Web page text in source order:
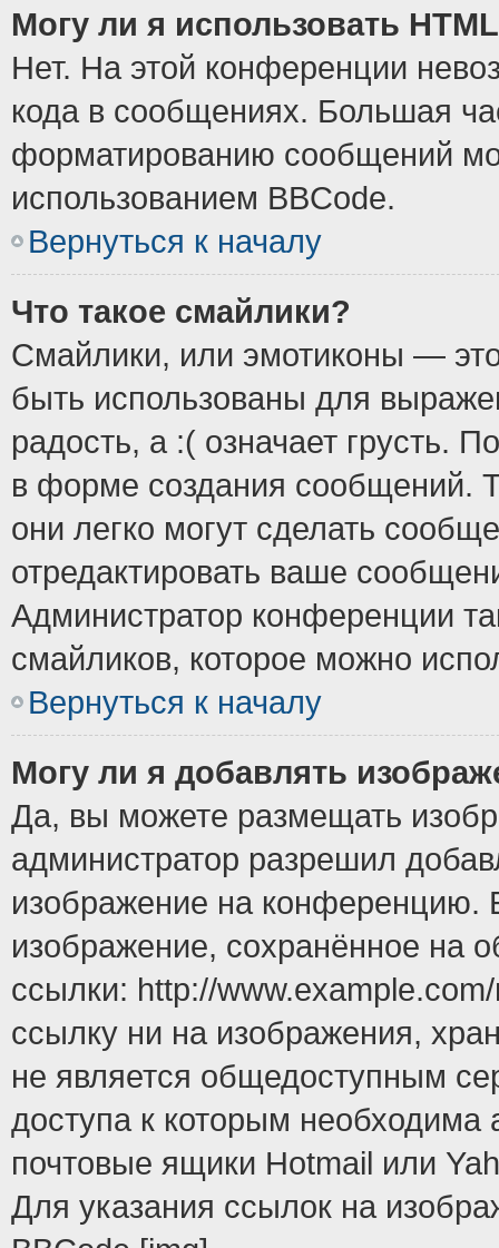
Могу ли я использовать
Нет. На этой конференции
кода в сообщениях. Большая
форматированию сообщений
использованием BBCode.
Вернуться к началу
Что такое смайлики?
Смайлики, или эмотиконы —
быть использованы для
радость, а :( означает грусть.
в форме создания сообщений.
они легко могут сделать
отредактировать ваше
Администратор конференции
смайликов, которое можно
Вернуться к началу
Могу ли я добавлять
Да, вы можете размещать
администратор разрешил
изображение на конференцию.
изображение, сохранённое на
ссылки: http://
ссылку ни на изображения,
не является общедоступным
доступа к которым
почтовые ящики Hotmail или
Для указания ссылок на